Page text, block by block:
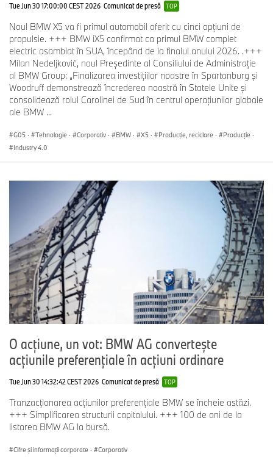
Tue Jun 30 17:00:00 CEST 2026 Comunicat de presă TOP
Noul BMW X5 va fi primul automobil oferit cu cinci opțiuni de
propulsie. +++ BMW iX5 confirmat ca primul BMW complet
electric asamblat în SUA, începând de la finalul anului 2026. .+++
Milan Nedeljković, noul Președinte al Consiliului de Administrație
al BMW Group: „Finalizarea investițiilor noastre în Spartanburg și
Woodruff demonstrează încrederea noastră în Statele Unite și
consolidează rolul Carolinei de Sud în centrul operațiunilor globale
ale BMW ...
G05 · Tehnologie · Corporativ · BMW · X5 · Producţie, reciclare · Producţie ·
Industry 4.0
O acțiune, un vot: BMW AG convertește
acțiunile preferențiale în acțiuni ordinare
Tue Jun 30 14:32:42 CEST 2026 Comunicat de presă TOP
Tranzacționarea acțiunilor preferențiale BMW se încheie astăzi.
+++ Simplificarea structurii capitalului. +++ 100 de ani de la
listarea BMW AG la bursă.
Cifre şi informaţii corporate · Corporativ